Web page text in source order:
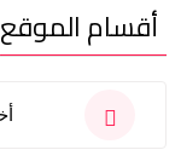
أقسام الموقع